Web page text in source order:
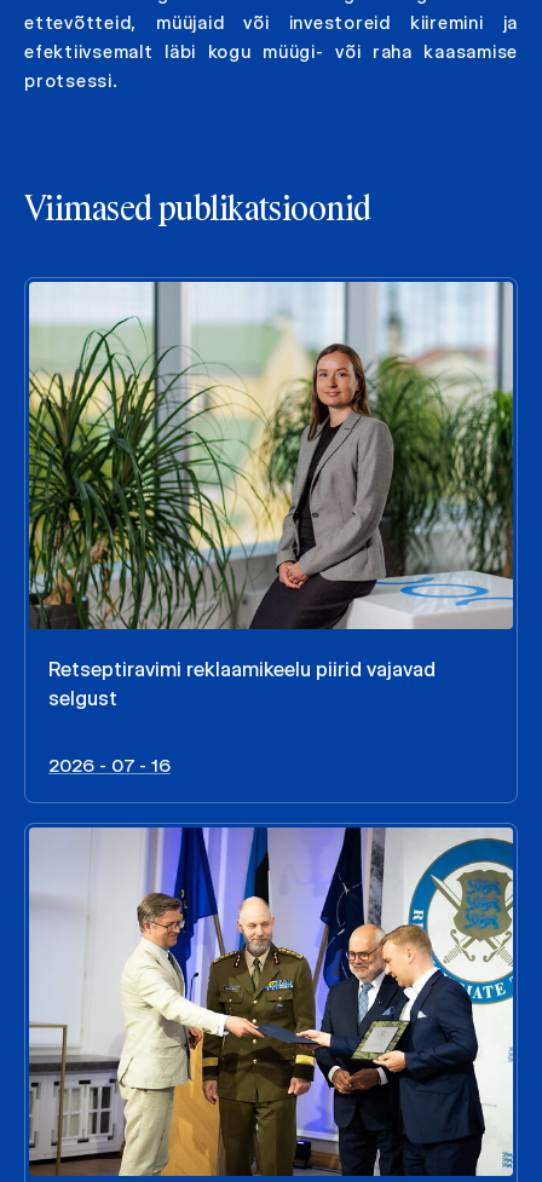
ettevõtteid, müüjaid või investoreid kiiremini ja
efektiivsemalt läbi kogu müügi- või raha kaasamise
protsessi.
Viimased publikatsioonid
Retseptiravimi reklaamikeelu piirid vajavad
selgust
2026 - 07 - 16